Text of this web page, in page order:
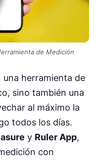
de Medición
herramienta de
sino también una
al máximo la
todos los días.
y Ruler App,
con